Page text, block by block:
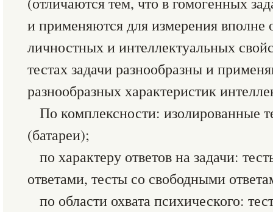
и применяются для измерения вполне
личностных и интеллектуальных
тестах задачи разнообразны и
разнообразных характеристик
По комплексности: изолированные
(батареи);
по характеру ответов на задачи:
ответами, тесты со свободными
по области охвата психического: